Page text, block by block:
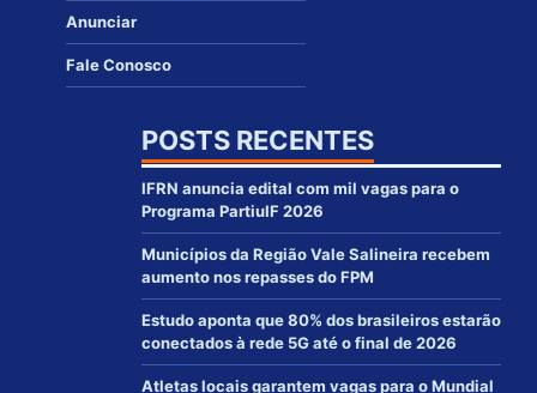
Anunciar
Fale Conosco
POSTS RECENTES
IFRN anuncia edital com mil vagas para o
Programa PartiuIF 2026
Municípios da Região Vale Salineira recebem
aumento nos repasses do FPM
Estudo aponta que 80% dos brasileiros estarão
conectados à rede 5G até o final de 2026
Atletas locais garantem vagas para o Mundial